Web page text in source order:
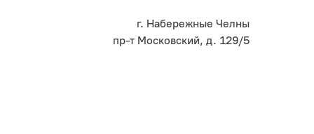
г. Набережные Челны
пр-т Московский, д. 129/5